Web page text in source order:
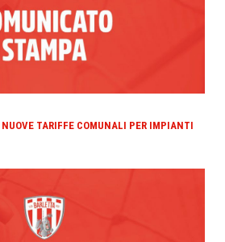
TARIFFE COMUNALI PER IMPIANTI